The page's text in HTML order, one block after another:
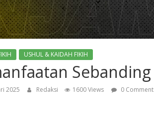
USHUL & KAIDAH FIKIH
2025 Redaksi 1600 Views 0